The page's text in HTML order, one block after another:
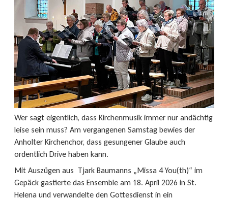
Wer sagt eigentlich, dass Kirchenmusik immer nur andächtig
leise sein muss? Am vergangenen Samstag bewies der
Anholter Kirchenchor, dass gesungener Glaube auch
ordentlich Drive haben kann.
Mit Auszügen aus Tjark Baumanns „Missa 4 You(th)“ im
Gepäck gastierte das Ensemble am 18. April 2026 in St.
Helena und verwandelte den Gottesdienst in ein